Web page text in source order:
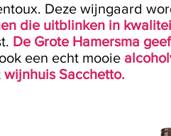
Deze wijngaard
die uitblinken in
De Grote Hamersma
een echt mooie
wijnhuis Sacchetto.